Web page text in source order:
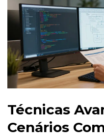
Técnicas
Cenários